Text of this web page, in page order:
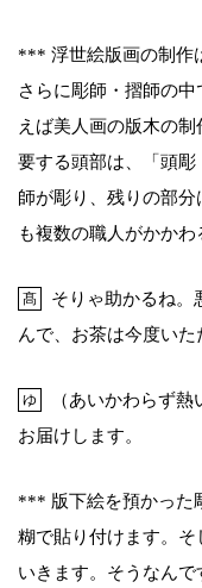
*** 浮世絵版画の制作
さらに彫師・摺師の
えば美人画の版木の
要する頭部は、「頭
師が彫り、残りの部
も複数の職人がかかわ
髙
そりゃ助かるね。
んで、お茶は今度いた
ゆ
（あいかわらず
お届けします。
*** 版下絵を預かった
糊で貼り付けます。
いきます。そうなん